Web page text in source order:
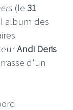
(le 31
album des
Andi Deris
d'un